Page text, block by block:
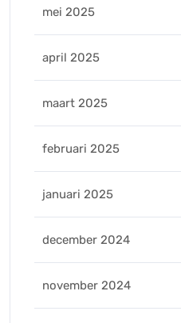
mei 2025
april 2025
maart 2025
februari 2025
januari 2025
december 2024
november 2024